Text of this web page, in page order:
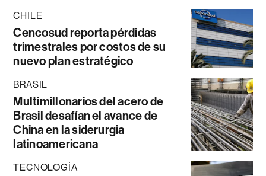
CHILE
Cencosud reporta pérdidas
trimestrales por costos de su
nuevo plan estratégico
BRASIL
Multimillonarios del acero de
Brasil desafían el avance de
China en la siderurgia
latinoamericana
TECNOLOGÍA